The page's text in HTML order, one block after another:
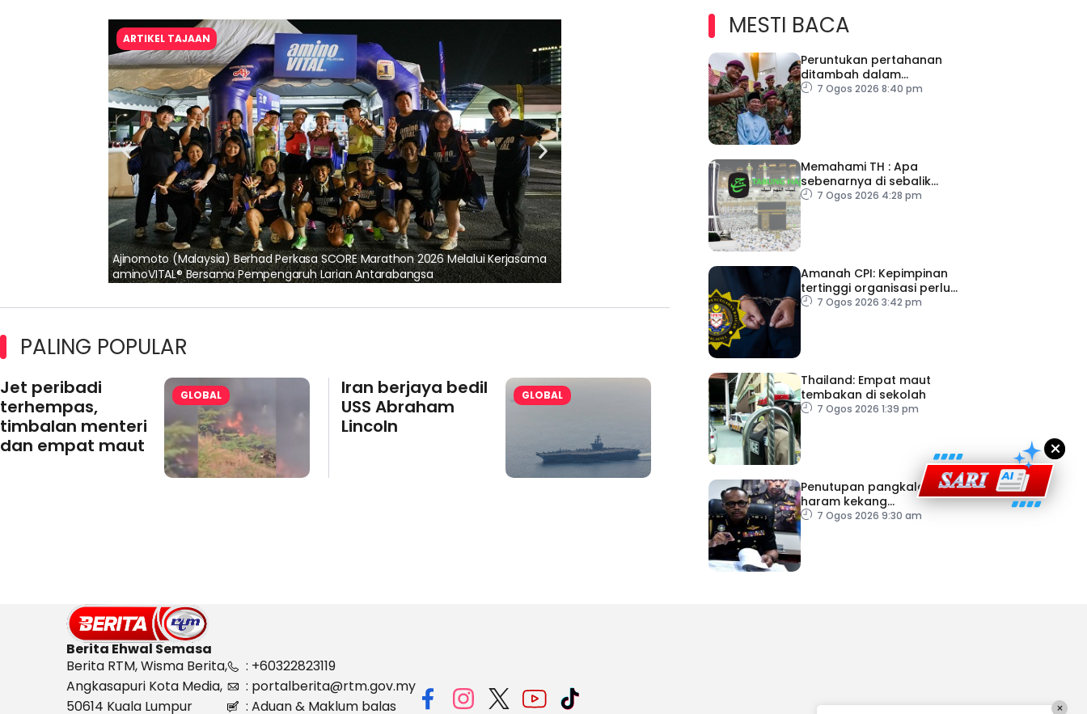
ARTIKEL TAJAAN
Maxim Malaysia dedah laporan keselamatan, pematuhan lesen separuh
pertama 2026
aminoVITAL® Bersama Pempengaruh Larian Antarabangsa
PALING POPULAR
Jet peribadi
terhempas,
timbalan menteri
dan empat maut
GLOBAL
Iran berjaya bedil
USS Abraham
Lincoln
GLOBAL
MESTI BACA
Peruntukan pertahanan
ditambah dalam
Belanjawan 2027
7 Ogos 2026 8:40 pm
Memahami TH : Apa
sebenarnya di sebalik
angka
7 Ogos 2026 4:28 pm
Amanah CPI: Kepimpinan
tertinggi organisasi perlu
pacu reformasi radikal
7 Ogos 2026 3:42 pm
Thailand: Empat maut
tembakan di sekolah
7 Ogos 2026 1:39 pm
Penutupan pangkalan
haram kekang
penyeludupan di Kelantan
7 Ogos 2026 9:30 am
×
Berita Ehwal Semasa
Berita RTM, Wisma Berita,
Angkasapuri Kota Media,
50614 Kuala Lumpur
: +60322823119
: portalberita@rtm.gov.my
: Aduan & Maklum balas
×